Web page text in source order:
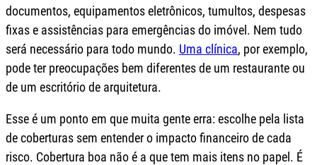
documentos, equipamentos eletrônicos, tumultos, despesas
fixas e assistências para emergências do imóvel. Nem tudo
será necessário para todo mundo. Uma clínica, por exemplo,
pode ter preocupações bem diferentes de um restaurante ou
de um escritório de arquitetura.
Esse é um ponto em que muita gente erra: escolhe pela lista
de coberturas sem entender o impacto financeiro de cada
risco. Cobertura boa não é a que tem mais itens no papel. É